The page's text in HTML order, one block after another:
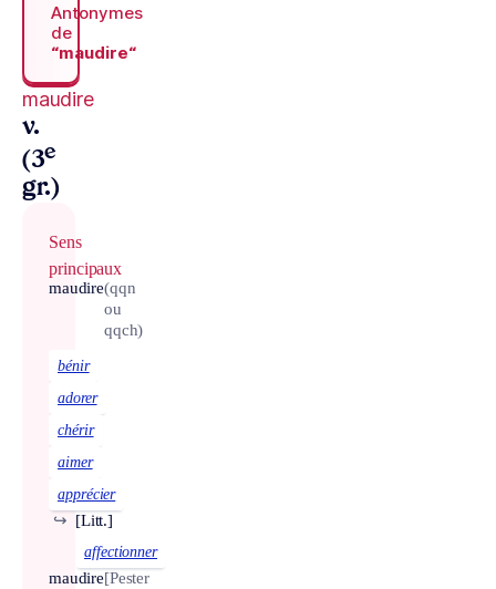
Antonymes
de
“maudire“
maudire
v.
(3e
gr.)
Sens
principaux
maudire(qqn
ou
qqch)
bénir
adorer
chérir
aimer
apprécier
[Litt.]
↪
affectionner
maudire[Pester